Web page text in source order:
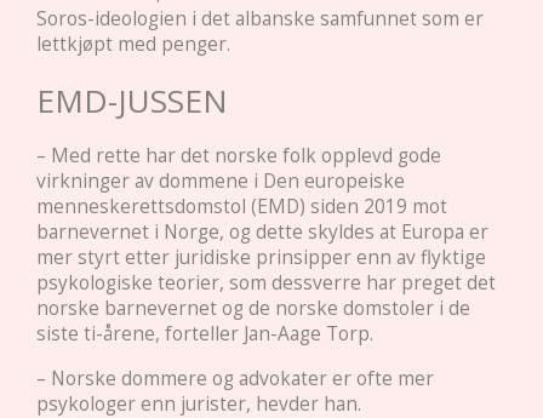
Soros-ideologien i det albanske samfunnet som er
lettkjøpt med penger.
EMD-JUSSEN
– Med rette har det norske folk opplevd gode
virkninger av dommene i Den europeiske
menneskerettsdomstol (EMD) siden 2019 mot
barnevernet i Norge, og dette skyldes at Europa er
mer styrt etter juridiske prinsipper enn av flyktige
psykologiske teorier, som dessverre har preget det
norske barnevernet og de norske domstoler i de
siste ti-årene, forteller Jan-Aage Torp.
– Norske dommere og advokater er ofte mer
psykologer enn jurister, hevder han.